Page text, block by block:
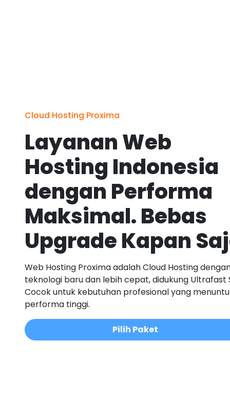
Cloud Hosting Proxima
Layanan Web
Hosting Indonesia
dengan Performa
Maksimal. Bebas
Upgrade Kapan
Web Hosting Proxima adalah Cloud Hosting
teknologi baru dan lebih cepat, didukung Ultrafast
Cocok untuk kebutuhan profesional yang
performa tinggi.
Pilih Paket